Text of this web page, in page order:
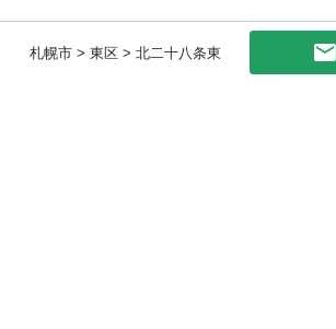
札幌市 > 東区 > 北二十八条東